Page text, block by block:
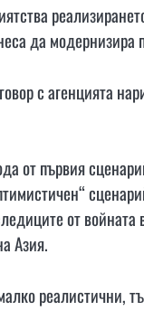
да модернизира
с агенцията
от първия
от войната
Азия.
реалистични,